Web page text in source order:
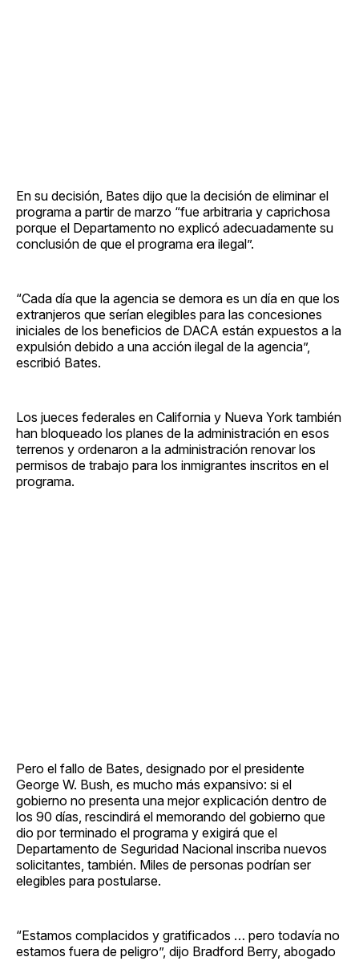
En su decisión, Bates dijo que la decisión de eliminar el
programa a partir de marzo “fue arbitraria y caprichosa
porque el Departamento no explicó adecuadamente su
conclusión de que el programa era ilegal”.
“Cada día que la agencia se demora es un día en que los
extranjeros que serían elegibles para las concesiones
iniciales de los beneficios de DACA están expuestos a la
expulsión debido a una acción ilegal de la agencia”,
escribió Bates.
Los jueces federales en California y Nueva York también
han bloqueado los planes de la administración en esos
terrenos y ordenaron a la administración renovar los
permisos de trabajo para los inmigrantes inscritos en el
programa.
Pero el fallo de Bates, designado por el presidente
George W. Bush, es mucho más expansivo: si el
gobierno no presenta una mejor explicación dentro de
los 90 días, rescindirá el memorando del gobierno que
dio por terminado el programa y exigirá que el
Departamento de Seguridad Nacional inscriba nuevos
solicitantes, también. Miles de personas podrían ser
elegibles para postularse.
“Estamos complacidos y gratificados … pero todavía no
estamos fuera de peligro”, dijo Bradford Berry, abogado